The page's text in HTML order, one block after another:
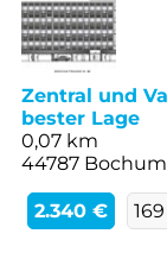
Zentral und
bester Lage
0,07 km
44787
2.340 €